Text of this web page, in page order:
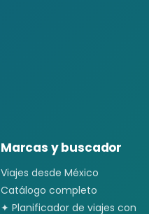
Marcas y buscador
Viajes desde México
Catálogo completo
✦ Planificador de viajes con